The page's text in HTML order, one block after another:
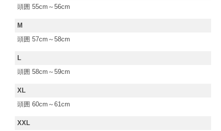
頭囲 55cm～56cm
M
頭囲 57cm～58cm
L
頭囲 58cm～59cm
XL
頭囲 60cm～61cm
XXL